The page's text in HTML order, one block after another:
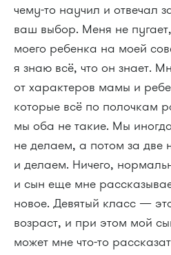
чему-то научил и отвечал
ваш выбор. Меня не
моего ребенка на моей
я знаю всё, что он знает.
от характеров мамы и
которые всё по полочкам
мы оба не такие. Мы
не делаем, а потом за две
и делаем. Ничего,
и сын еще мне
новое. Девятый класс —
возраст, и при этом мой
может мне что-то